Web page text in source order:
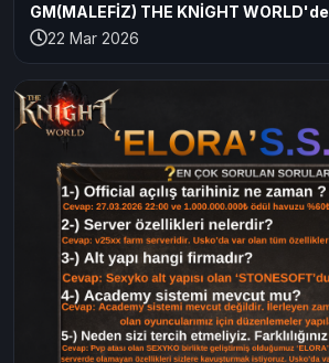
GM(MALEFİZ) THE KNİGHT WORLD'de
22 Mar 2026